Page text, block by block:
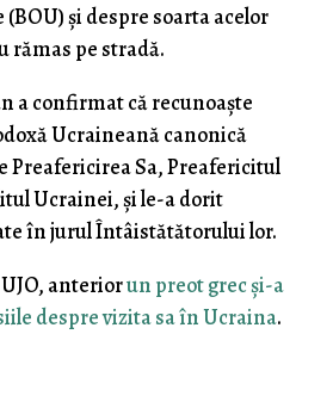
și despre soarta acelor
rămas pe stradă.
a confirmat că recunoaște
Ucraineană canonică
Preafericirea Sa, Preafericitul
Ucrainei, și le-a dorit
în jurul Întâistătătorului lor.
anteriorun preot grec și-a
despre vizita sa în Ucraina.